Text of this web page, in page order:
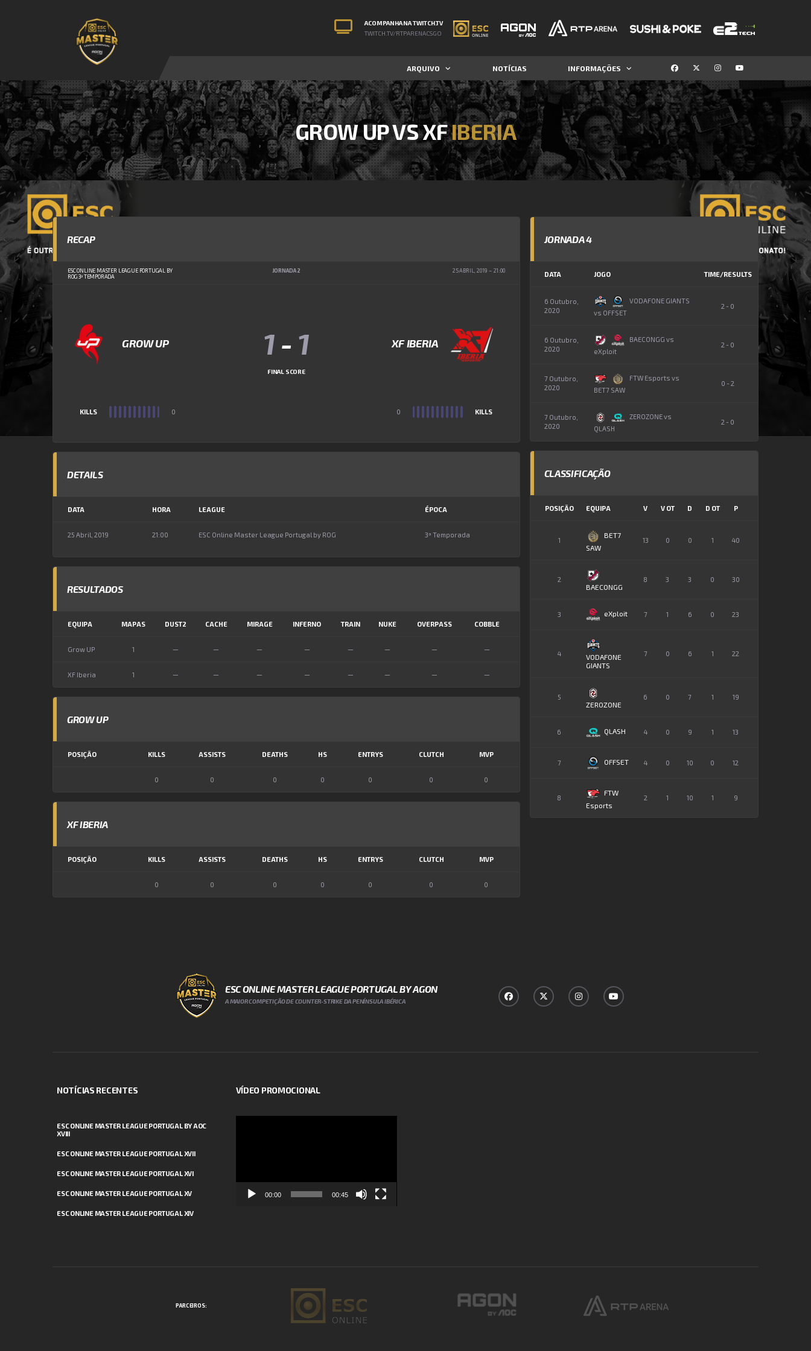
ACOMPANHA NA TWITCH.TV
TWITCH.TV/RTPARENACSGO
ARQUIVO NOTÍCIAS INFORMAÇÕES
GROW UP VS XFIBERIA
RECAP
ESC ONLINE MASTER LEAGUE PORTUGAL BY
ROG 3ª TEMPORADA
JORNADA 2 25 ABRIL, 2019 21:00
GROW UP XF IBERIA
1 - 1
FINAL SCORE
KILLS 0 0 KILLS
DETAILS
DATA HORA LEAGUE ÉPOCA
25 Abril, 2019 21:00 ESC Online Master League Portugal by ROG 3ª Temporada
RESULTADOS
EQUIPA MAPAS DUST2 CACHE MIRAGE INFERNO TRAIN NUKE OVERPASS COBBLE
Grow UP 1 — — — — — — — —
XF Iberia 1 — — — — — — — —
GROW UP
POSIÇÃO KILLS ASSISTS DEATHS HS ENTRYS CLUTCH MVP
0 0 0 0 0 0 0
XF IBERIA
POSIÇÃO KILLS ASSISTS DEATHS HS ENTRYS CLUTCH MVP
0 0 0 0 0 0 0
JORNADA 4
DATA JOGO TIME/RESULTS
6 Outubro,
2020
VODAFONE GIANTS
vs OFFSET
2 - 0
6 Outubro,
2020
BAECONGG vs
eXploit
2 - 0
7 Outubro,
2020
FTW Esports vs
BET7 SAW
0 - 2
7 Outubro,
2020
ZEROZONE vs
QLASH
2 - 0
CLASSIFICAÇÃO
POSIÇÃO EQUIPA V V OT D D OT P
1
BET7
SAW
13 0 0 1 40
2
BAECONGG
8 3 3 0 30
3 eXploit 7 1 6 0 23
4
VODAFONE
GIANTS
7 0 6 1 22
5
ZEROZONE
6 0 7 1 19
6 QLASH 4 0 9 1 13
7 OFFSET 4 0 10 0 12
8
FTW
Esports
2 1 10 1 9
ESC ONLINE MASTER LEAGUE PORTUGAL BY AGON
A MAIOR COMPETIÇÃO DE COUNTER-STRIKE DA PENÍNSULA IBÉRICA
NOTÍCIAS RECENTES
ESC ONLINE MASTER LEAGUE PORTUGAL BY AOC
XVIII
ESC ONLINE MASTER LEAGUE PORTUGAL XVII
ESC ONLINE MASTER LEAGUE PORTUGAL XVI
ESC ONLINE MASTER LEAGUE PORTUGAL XV
ESC ONLINE MASTER LEAGUE PORTUGAL XIV
VÍDEO PROMOCIONAL
00:00 00:45
PARCEIROS: